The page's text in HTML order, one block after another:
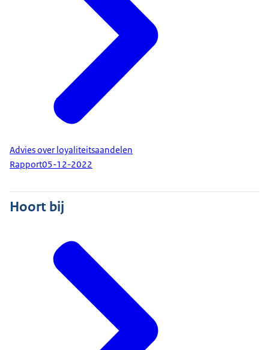
Advies over loyaliteitsaandelen
Rapport05-12-2022
Hoort bij